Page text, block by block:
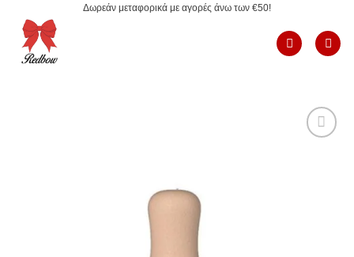
περιεχόμενο
Δωρεάν μεταφορικά με αγορές άνω των €50!